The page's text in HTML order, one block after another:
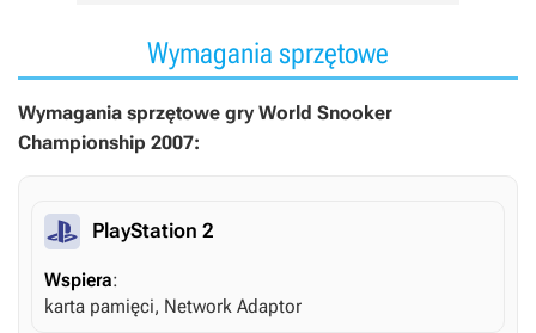
Wymagania sprzętowe
Wymagania sprzętowe gry World Snooker
Championship 2007:
PlayStation 2
Wspiera:
karta pamięci, Network Adaptor